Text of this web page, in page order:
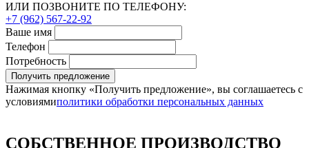
ИЛИ ПОЗВОНИТЕ ПО ТЕЛЕФОНУ:
+7 (962) 567-22-92
Ваше имя
Телефон
Потребность
Получить предложение
Нажимая кнопку «Получить предложение», вы соглашаетесь с
условиямиполитики обработки персональных данных
СОБСТВЕННОЕ ПРОИЗВОДСТВО